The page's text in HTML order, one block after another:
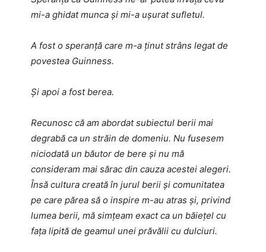
mi-a ghidat munca și mi-a ușurat sufletul.
A fost o speranță care m-a ținut strâns legat de
povestea Guinness.
Și apoi a fost berea.
Recunosc că am abordat subiectul berii mai
degrabă ca un străin de domeniu. Nu fusesem
niciodată un băutor de bere și nu mă
consideram mai sărac din cauza acestei alegeri.
Însă cultura creată în jurul berii și comunitatea
pe care părea să o inspire m-au atras și, privind
lumea berii, mă simțeam exact ca un băiețel cu
fața lipită de geamul unei prăvălii cu dulciuri.